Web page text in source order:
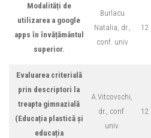
Modalități de
utilizarea a google
apps în învățământul
superior.
Burlacu
Natalia, dr.,
conf. univ
12
Evaluarea criterială
prin descriptori la
treapta gimnazială
(Educația plastică și
educația
A.Vitcovschi,
dr., conf.
univ.
12